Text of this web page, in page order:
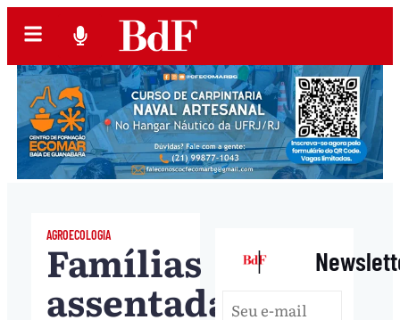
AGROECOLOGIA
Famílias
assentadas
|